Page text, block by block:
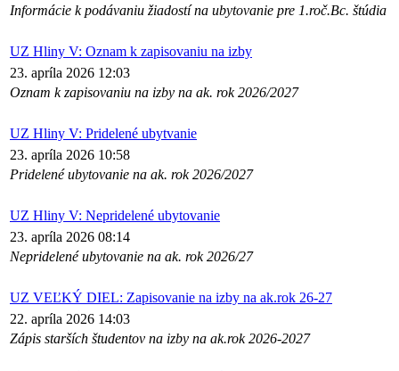
Informácie k podávaniu žiadostí na ubytovanie pre 1.roč.Bc. štúdia
UZ Hliny V: Oznam k zapisovaniu na izby
23. apríla 2026 12:03
Oznam k zapisovaniu na izby na ak. rok 2026/2027
UZ Hliny V: Pridelené ubytvanie
23. apríla 2026 10:58
Pridelené ubytovanie na ak. rok 2026/2027
UZ Hliny V: Nepridelené ubytovanie
23. apríla 2026 08:14
Nepridelené ubytovanie na ak. rok 2026/27
UZ VEĽKÝ DIEL: Zapisovanie na izby na ak.rok 26-27
22. apríla 2026 14:03
Zápis starších študentov na izby na ak.rok 2026-2027